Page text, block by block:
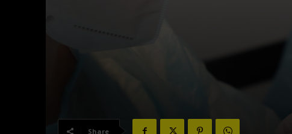
Share